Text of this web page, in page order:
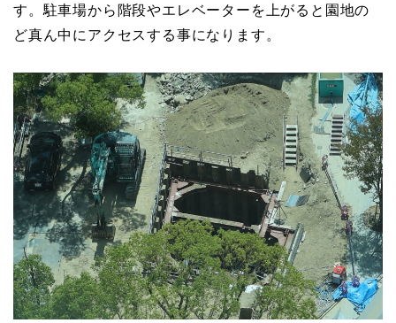
す。駐車場から階段やエレベーターを上がると園地の
ど真ん中にアクセスする事になります。